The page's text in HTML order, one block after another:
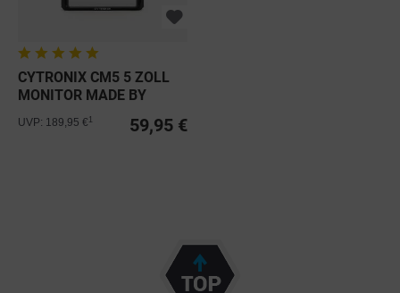
CYTRONIX CM5 5 ZOLL
MONITOR MADE BY
FEELWORLD F5
59,95 €
UVP: 189,95 €